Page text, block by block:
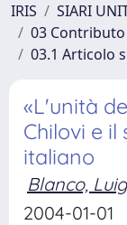
IRIS
SIARI
03
03.1 Articolo
«L'unità
Chilovi e
italiano
Blanco,
2004-01-01